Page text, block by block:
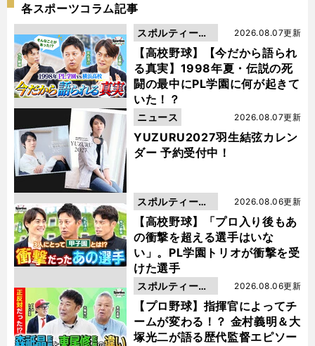
各スポーツコラム記事
【高校野球】【今だから語られ
る真実】1998年夏・伝説の死
闘の最中にPL学園に何が起きて
いた！？
2026.08.07更新
スポルティーバ
動画
YUZURU2027羽生結弦カレン
ダー 予約受付中！
2026.08.07更新
ニュース
【高校野球】「プロ入り後もあ
の衝撃を超える選手はいな
い」。PL学園トリオが衝撃を受
けた選手
2026.08.06更新
スポルティーバ
動画
【プロ野球】指揮官によってチ
ームが変わる！？ 金村義明＆大
塚光二が語る歴代監督エピソー
2026.08.06更新
スポルティーバ
動画